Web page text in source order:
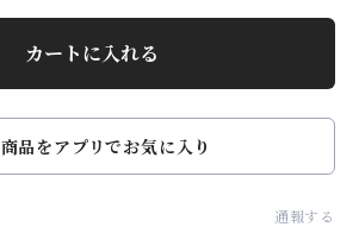
カートに入れる
商品をアプリでお気に入り
通報する